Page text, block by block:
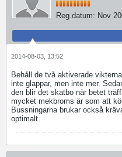
Reg.datum: Nov
2014-08-03, 13:52
Behåll de två aktiverade
inte glappar, men inte mer.
den blir det skatbo när betet
mycket mekbroms är som att
Bussningarna brukar också
optimalt.